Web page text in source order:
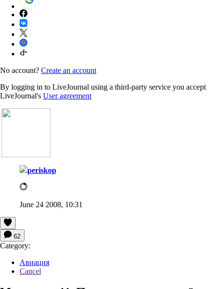
No account? Create an account
By logging in to LiveJournal using a third-party service you accept
LiveJournal's User agreement
periskop
June 24 2008, 10:31
62
Category:
Авиация
Cancel